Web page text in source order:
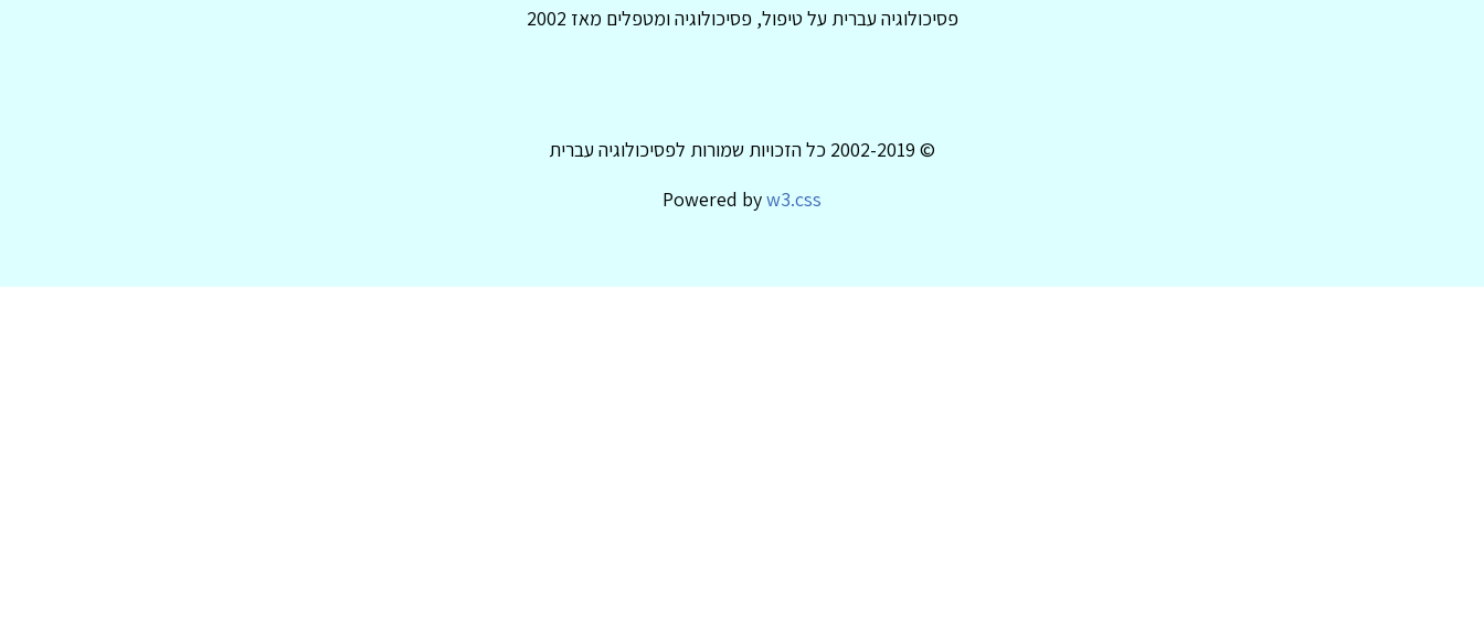
פסיכולוגיה עברית על טיפול, פסיכולוגיה ומטפלים מאז 2002
© 2002-2019 כל הזכויות שמורות לפסיכולוגיה עברית
Powered byw3.css